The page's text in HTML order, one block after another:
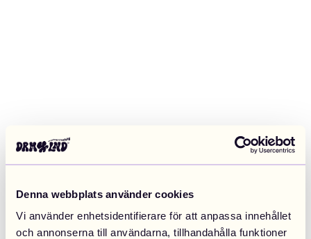
Denna webbplats använder cookies
Vi använder enhetsidentifierare för att anpassa innehållet
och annonserna till användarna, tillhandahålla funktioner